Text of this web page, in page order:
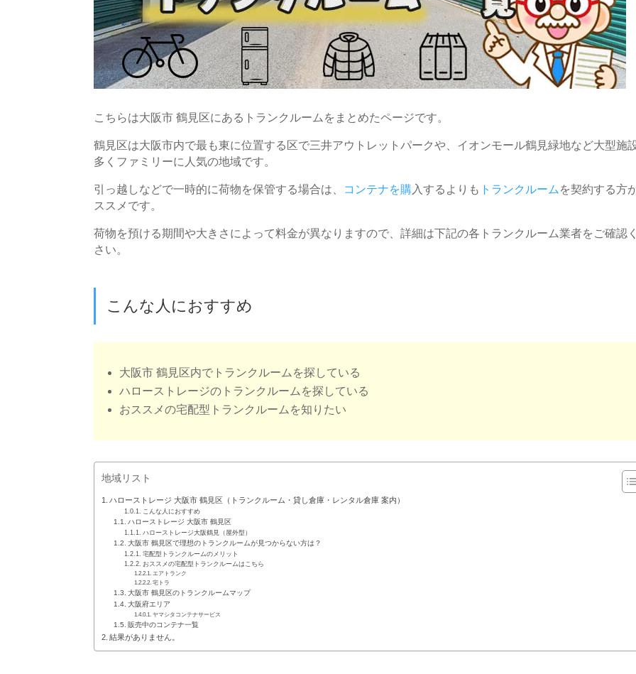
こちらは大阪市 鶴見区にあるトランクルームをまとめたページです。
鶴見区は大阪市内で最も東に位置する区で三井アウトレットパークや、イオンモール鶴見緑地など大型施
多くファミリーに人気の地域です。
引っ越しなどで一時的に荷物を保管する場合は、 コンテナを購入するよりも トランクルーム を契約する方
ススメです。
荷物を預ける期間や大きさによって料金が異なりますので、詳細は下記の各トランクルーム業者をご確認
さい。
こんな人におすすめ
大阪市 鶴見区内でトランクルームを探している
ハローストレージのトランクルームを探している
おススメの宅配型トランクルームを知りたい
地域リスト
ハローストレージ 大阪市 鶴見区（トランクルーム・貸し倉庫・レンタル倉庫 案内）
こんな人におすすめ
ハローストレージ 大阪市 鶴見区
ハローストレージ大阪鶴見（屋外型）
大阪市 鶴見区で理想のトランクルームが見つからない方は？
宅配型トランクルームのメリット
おススメの宅配型トランクルームはこちら
エアトランク
宅トラ
大阪市 鶴見区のトランクルームマップ
大阪府エリア
ヤマシタコンテナサービス
販売中のコンテナ一覧
結果がありません。